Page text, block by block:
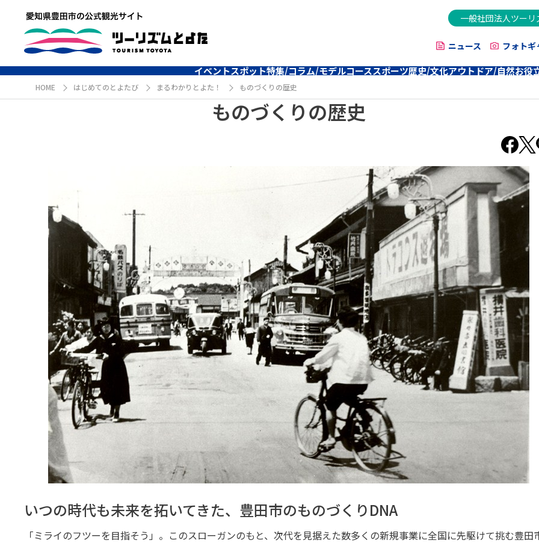
一般社団法人ツー
ニュース フォトギ
イベントスポット特集/コラム/モデルコーススポーツ歴史/文化アウトドア/自然お役
HOME はじめてのとよたび まるわかりとよた！ ものづくりの歴史
ものづくりの歴史
いつの時代も未来を拓いてきた、豊田市のものづくりDNA
「ミライのフツーを目指そう」。このスローガンのもと、次代を見据えた数多くの新規事業に全国に先駆けて挑む豊田